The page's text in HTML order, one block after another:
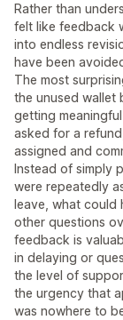
Rather than
felt like feedback
into endless
have been
The most
the unused wallet
getting
asked for a
assigned and
Instead of simply
were repeatedly
leave, what could
other questions
feedback is
in delaying or
the level of
the urgency that
was nowhere to